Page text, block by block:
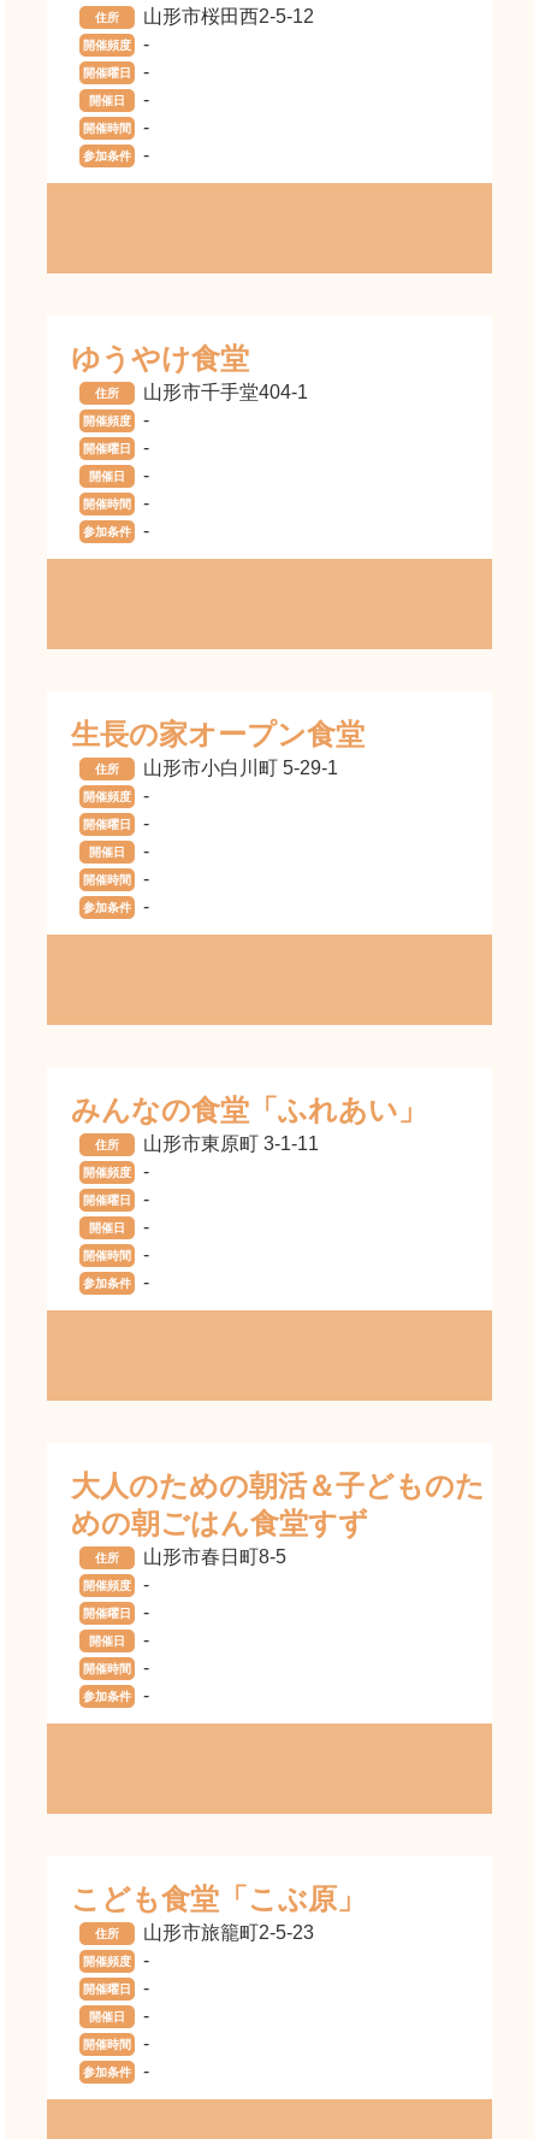
住所 山形市桜田西2-5-12
開催頻度 -
開催曜日 -
開催日 -
開催時間 -
参加条件 -
ゆうやけ食堂
住所 山形市千手堂404-1
開催頻度 -
開催曜日 -
開催日 -
開催時間 -
参加条件 -
生長の家オープン食堂
住所 山形市小白川町 5-29-1
開催頻度 -
開催曜日 -
開催日 -
開催時間 -
参加条件 -
みんなの食堂「ふれあい」
住所 山形市東原町 3-1-11
開催頻度 -
開催曜日 -
開催日 -
開催時間 -
参加条件 -
大人のための朝活＆子どものた
めの朝ごはん食堂すず
住所 山形市春日町8-5
開催頻度 -
開催曜日 -
開催日 -
開催時間 -
参加条件 -
こども食堂「こぶ原」
住所 山形市旅籠町2-5-23
開催頻度 -
開催曜日 -
開催日 -
開催時間 -
参加条件 -